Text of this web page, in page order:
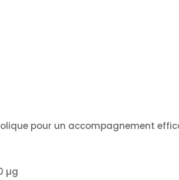
pour un accompagnement
µg